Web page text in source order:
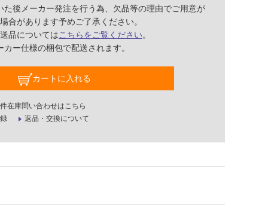
た後メーカー発注を行う為、欠品等の理由でご用意が
合があります予めご了承ください。
品についてはこちらをご覧ください。
ー仕様の梱包で配送されます。
カートに入れる
在庫問い合わせはこちら
返品・交換について